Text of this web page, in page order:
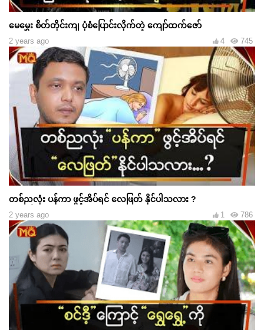
မေမွှေး စိတ်တိုင်းကျ ပုံစံပြောင်းလိုက်တဲ့ ကျော်ထက်ဇော်
2 years ago 745
4
တစ်ညလုံး ပန်ကာ ဖွင့်အိပ်ရင် လေဖြတ် နိုင်ပါသလား ?
2 years ago 786
1